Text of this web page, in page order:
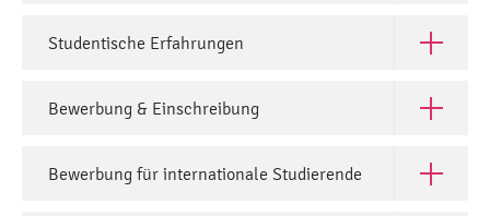
Studentische Erfahrungen Open
Bewerbung & Einschreibung Open
Bewerbung für internationale Studierende Open